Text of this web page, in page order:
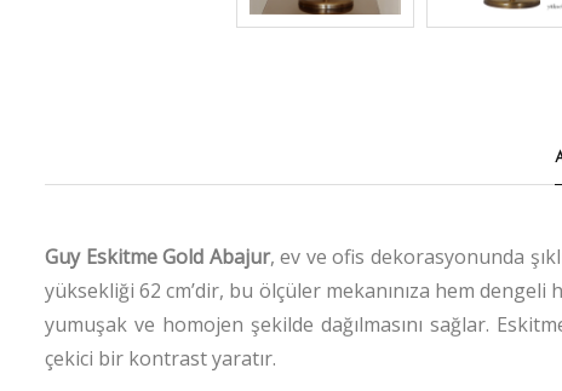
Guy Eskitme Gold Abajur, ev ve ofis dekorasyonunda
yüksekliği 62 cm’dir, bu ölçüler mekanınıza hem
yumuşak ve homojen şekilde dağılmasını sağlar.
çekici bir kontrast yaratır.